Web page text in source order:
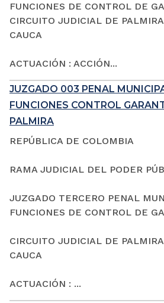
FUNCIONES DE CONTROL DE
CIRCUITO JUDICIAL DE
CAUCA
ACTUACIÓN : ACCIÓN...
JUZGADO 003 PENAL
FUNCIONES CONTROL
PALMIRA
REPÚBLICA DE COLOMBIA
RAMA JUDICIAL DEL PODER
JUZGADO TERCERO PENAL
FUNCIONES DE CONTROL DE
CIRCUITO JUDICIAL DE
CAUCA
ACTUACIÓN : ...